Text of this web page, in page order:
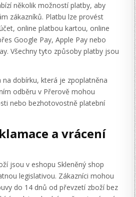
několik možností platby, aby
zákazníků. Platbu lze provést
online platbou kartou, online
Google Pay, Apple Pay nebo
Všechny tyto způsoby platby jsou
dobírku, která je zpoplatněna
odběru v Přerově mohou
nebo bezhotovostně platební
a vrácení
jsou v eshopu Skleněný shop
legislativou. Zákazníci mohou
do 14 dnů od převzetí zboží bez